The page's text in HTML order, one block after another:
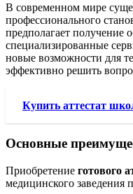
В современном мире
профессионального
предполагает получение
специализированные
новые возможности для
эффективно решить
Купить аттестат
Основные
Приобретение готового
медицинского заведения